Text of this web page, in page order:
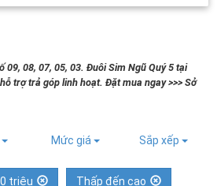
09, 08, 07, 05, 03. Đuôi Sim Ngũ Quý 5 tại
trợ trả góp linh hoạt. Đặt mua ngay >>> Sở
Mức giá Sắp xếp
triệu Thấp đến cao